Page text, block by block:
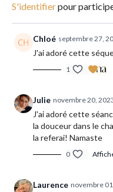
______________________
Type de yoga : vinyasa
Intensité : moyenne
Conseil : n'hésitez pas à mettre
S'identifierpour
Chloé septembre 27,
J'ai adoré cette
1
Julie novembre 20,
J'ai adoré cette
la douceur dans le
la referai! Namaste
0
Laurence novembre